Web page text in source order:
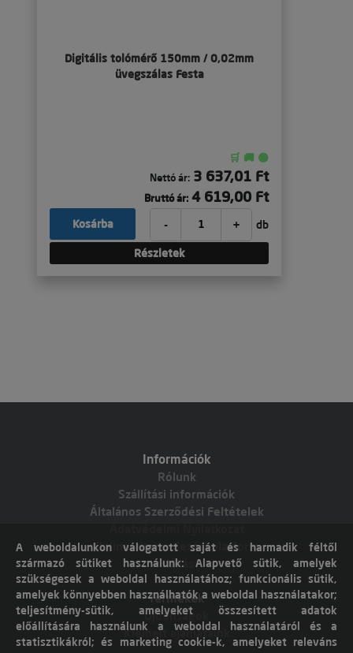
Digitális tolómérő 150mm / 0,02mm
üvegszálas Festa
🛒 🚚 🟢
Nettó ár: 3 637,01 Ft
Bruttó ár: 4 619,00 Ft
- + db
Kosárba
Részletek
Információk
Rólunk
Szállítási információk
Általános Szerződési Feltételek
Online vitarendezési platform
Elállás
Termékek
Újdonságok
Kiemelt ajánlataink
A weboldalunkon válogatott saját és harmadik féltől
származó sütiket használunk: Alapvető sütik, amelyek
szükségesek a weboldal használatához; funkcionális sütik,
amelyek könnyebben használhatók a weboldal használatakor;
teljesítmény-sütik, amelyeket összesített adatok
előállítására használunk a weboldal használatáról és a
statisztikákról; és marketing cookie-k, amelyeket releváns